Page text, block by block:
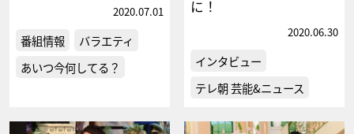
2020.07.01
番組情報
バラエティ
あいつ今何してる？
に！
2020.06.30
インタビュー
テレ朝 芸能&ニュース